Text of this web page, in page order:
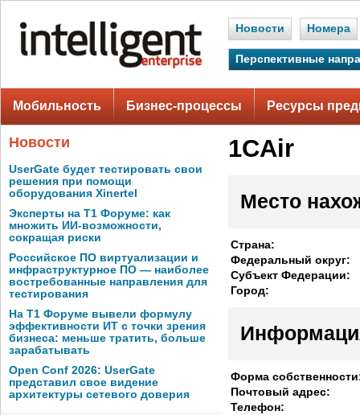
Новости Номера
Перспективные
Мобильность Бизнес-процессы Ресурсы
Новости
UserGate будет тестировать свои
решения при помощи
оборудования Xinertel
Эксперты на Т1 Форуме: как
множить ИИ-возможности,
сокращая риски
Российское ПО виртуализации и
инфраструктурное ПО — наиболее
востребованные направления для
тестирования
На Т1 Форуме вывели формулу
эффективности ИТ с точки зрения
бизнеса: меньше тратить, больше
зарабатывать
Open Conf 2026: UserGate
представил свое видение
архитектуры сетевого доверия
1CAir
Место
Страна:
Федеральный округ:
Субъект Федерации:
Город:
Форма
Почтовый адрес:
Телефон: